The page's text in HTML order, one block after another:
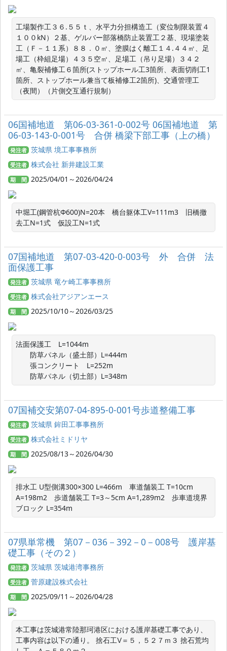
工場製作工３６.５５ｔ、水平力分担構造工（変位制限装置４
１００kN）２基、ゲルバー部落橋防止装置工２基、現場塗装
工（Ｆ－１１系）８８．０㎡、塗膜はく離工１４.４４㎡、足
場工（枠組足場）４３５空㎥、足場工（吊り足場）３４２
㎡、亀裂補修工６箇所(ストップホール工3箇所、表面切削工1
箇所、ストップホール兼当て板補修工2箇所)、交通管理工
（夜間）（片側交互通行規制）
06国補地道 第06-03-361-0-002号 06国補地道 第
06-03-143-0-001号 合併 橋梁下部工事（上の橋）
発注者 茨城県 境工事事務所
受注者 株式会社 新井建設工業
期 間 2025/04/01～2026/04/24
中堀工(鋼管杭Φ600)N=20本　橋台躯体工V=111m3　旧橋撤
去工N=1式　仮設工N=1式
07国補地道 第07-03-420-0-003号 外 合併 法
面保護工事
発注者 茨城県 竜ケ崎工事事務所
受注者 株式会社アジアンエース
期 間 2025/10/10～2026/03/25
法面保護工　L=1044m
防草パネル（盛土部）L=444m
張コンクリート　L=252m
防草パネル（切土部）L=348m
07国補交安第07-04-895-0-001号歩道整備工事
発注者 茨城県 鉾田工事事務所
受注者 株式会社ミドリヤ
期 間 2025/08/13～2026/04/30
排水工 U型側溝300×300 L=466m　車道舗装工 T=10cm
A=198m2　歩道舗装工 T=3～5cm A=1,289m2　歩車道境界
ブロック L=354m
07県単常機 第07－036－392－0－008号 護岸基
礎工事（その２）
発注者 茨城県 茨城港湾事務所
受注者 菅原建設株式会社
期 間 2025/09/11～2026/04/28
本工事は茨城港常陸那珂港区における護岸基礎工事であり、
工事内容は以下の通り。 捨石工Ⅴ＝５，５２７ｍ３ 捨石荒均